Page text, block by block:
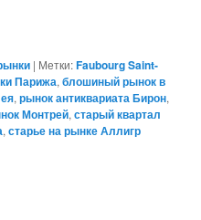
| Метки:Faubourg Saint-
Парижа,блошиный рынок в
,рынок антиквариата Бирон,
Монтрей,старый квартал
,старье на рынке Аллигр